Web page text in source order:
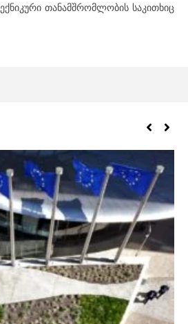
თანამშრომლობის საკითხიც